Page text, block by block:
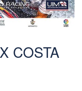
COSTA